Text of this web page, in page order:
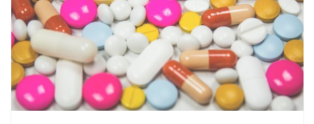
Смотреть проект